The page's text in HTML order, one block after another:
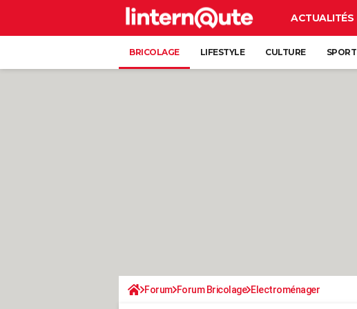
ACTUALITÉS
BRICOLAGE LIFESTYLE CULTURE SPORT
Forum Forum Bricolage Electroménager